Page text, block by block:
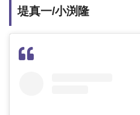
堤真一/小渕隆